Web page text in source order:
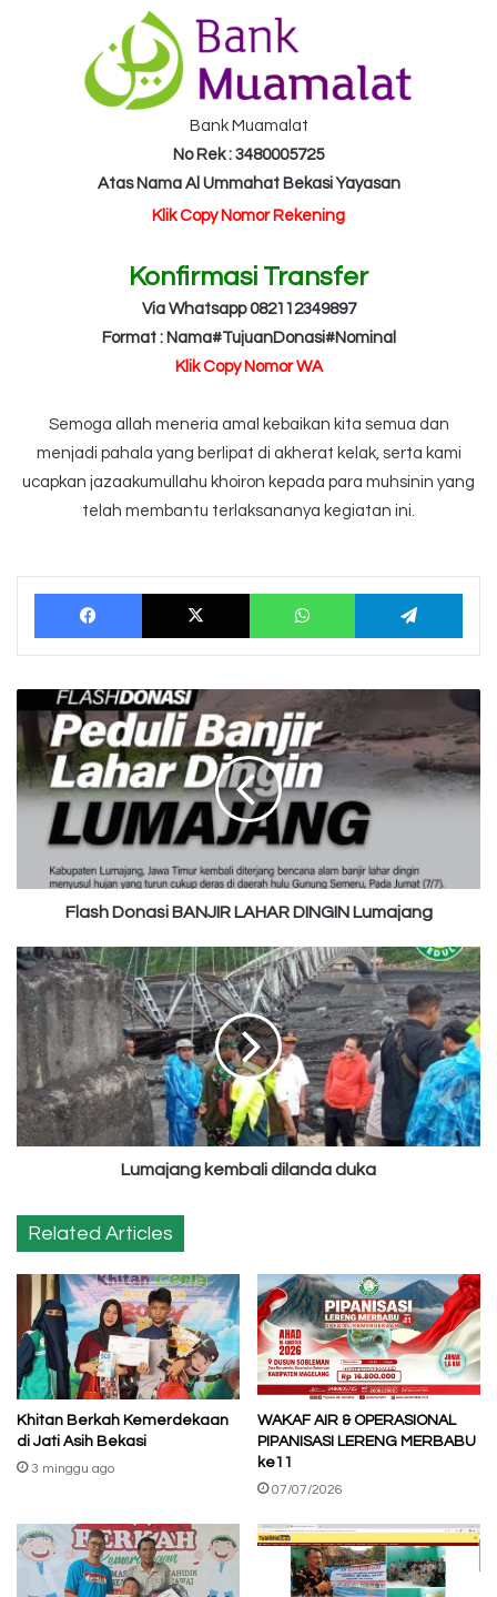
Bank Muamalat
No Rek : 3480005725
Atas Nama Al Ummahat Bekasi Yayasan
Klik Copy Nomor Rekening
Konfirmasi Transfer
Via Whatsapp 082112349897
Format : Nama#TujuanDonasi#Nominal
Klik Copy Nomor WA
Semoga allah meneria amal kebaikan kita semua dan
menjadi pahala yang berlipat di akherat kelak, serta kami
ucapkan jazaakumullahu khoiron kepada para muhsinin yang
telah membantu terlaksananya kegiatan ini.
Facebook X WhatsApp
Donasi
BANJIR
LAHAR
DINGIN
Lumajang
Flash Donasi BANJIR LAHAR DINGIN Lumajang
Lumajang
kembali
dilanda
duka
Lumajang kembali dilanda duka
Related Articles
Khitan Berkah Kemerdekaan
di Jati Asih Bekasi
3 minggu ago
WAKAF AIR & OPERASIONAL
PIPANISASI LERENG MERBABU
ke11
07/07/2026